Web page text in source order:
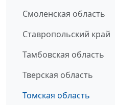
Смоленская область
Ставропольский край
Тамбовская область
Тверская область
Томская область